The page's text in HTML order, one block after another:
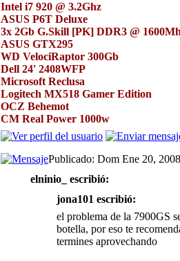
Intel i7 920 @ 3.2Ghz
ASUS P6T Deluxe
3x 2Gb G.Skill [PK] DDR3 @
ASUS GTX295
WD VelociRaptor 300Gb
Dell 24' 2408WFP
Microsoft Reclusa
Logitech MX518 Gamer Edition
OCZ Behemot
CM Real Power 1000w
Publicado: Dom Ene 20,
elninio_ escribió:
jona101 escribió:
el problema de la 7900GS
botella, por eso te
termines aprovechando